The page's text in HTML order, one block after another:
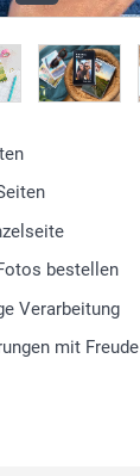
bestellen
Verarbeitung
mit